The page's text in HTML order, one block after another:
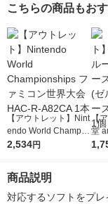
こちらの商品もお
【アウトレット】Nint
endo World Champio
nships ファミコン世
2,534円
【
堂
【
商品説明
対応するソフトをプ